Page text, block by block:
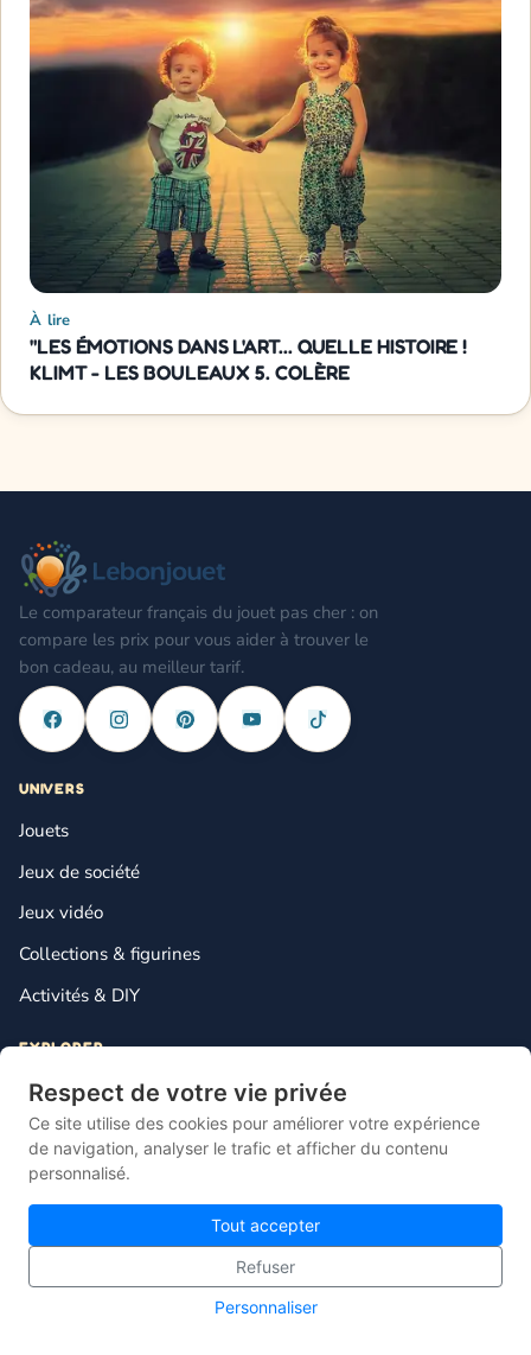
Respect de votre vie privée
Ce site utilise des cookies pour améliorer votre expérience
de navigation, analyser le trafic et afficher du contenu
personnalisé.
Tout accepter
Refuser
Personnaliser
À lire
"LES ÉMOTIONS DANS L'ART... QUELLE HISTOIRE !
KLIMT - LES BOULEAUX 5. COLÈRE
Le comparateur français du jouet pas cher : on
compare les prix pour vous aider à trouver le
bon cadeau, au meilleur tarif.
UNIVERS
Jouets
Jeux de société
Jeux vidéo
Collections & figurines
Activités & DIY
EXPLORER
Héros & licences
Marques
Le blog
Tout le catalogue